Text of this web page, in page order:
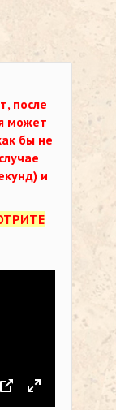
после
может
бы не
и
звук
PIP На весь